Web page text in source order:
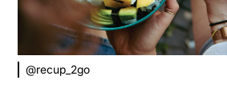
@recup_2go